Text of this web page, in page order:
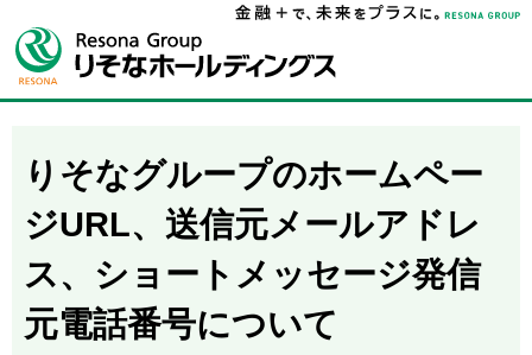
りそなグループのホームペー
ジURL、送信元メールアドレ
ス、 ショートメッセージ発信
元電話番号について